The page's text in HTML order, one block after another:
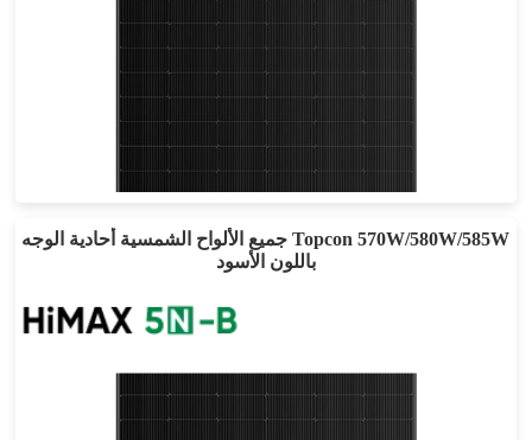
605-635 واط
ضمان الطاقة لمدة 25 عامًا
جميع الألواح الشمسية أحادية الوجه Topcon 570W/580W/585W
باللون الأسود